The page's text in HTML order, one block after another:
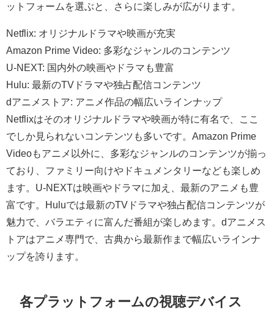
ットフォームを選ぶと、さらに楽しみが広がります。
Netflix: オリジナルドラマや映画が充実
Amazon Prime Video: 多彩なジャンルのコンテンツ
U-NEXT: 国内外の映画やドラマも豊富
Hulu: 最新のTVドラマや独占配信コンテンツ
dアニメストア: アニメ作品の幅広いラインナップ
Netflixはそのオリジナルドラマや映画が特に有名で、ここ
でしか見られないコンテンツも多いです。Amazon Prime
Videoもアニメ以外に、多彩なジャンルのコンテンツが揃っ
ており、ファミリー向けやドキュメンタリーなども楽しめ
ます。U-NEXTは映画やドラマに加え、最新のアニメも豊
富です。Huluでは最新のTVドラマや独占配信コンテンツが
魅力で、バラエティに富んだ番組が楽しめます。dアニメス
トアはアニメ専門で、古典から最新作まで幅広いラインナ
ップを誇ります。
各プラットフォームの視聴デバイス